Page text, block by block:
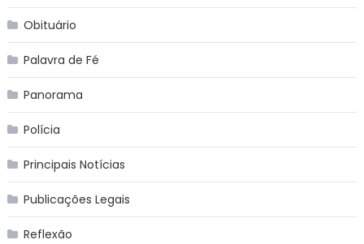
Obituário
Palavra de Fé
Panorama
Polícia
Principais Notícias
Publicações Legais
Reflexão